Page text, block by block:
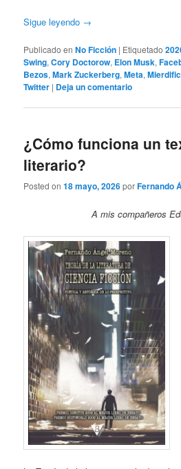
Sigue leyendo →
Publicado en No Ficción | Etiquetado
Swing,Cory Doctorow, Elon Musk,
Bezos,Mark Zuckerberg,Meta,
Twitter | Deja un comentario
¿Cómo funciona un
literario?
Posted on18 mayo, 2026porFernando
A mis compañeros